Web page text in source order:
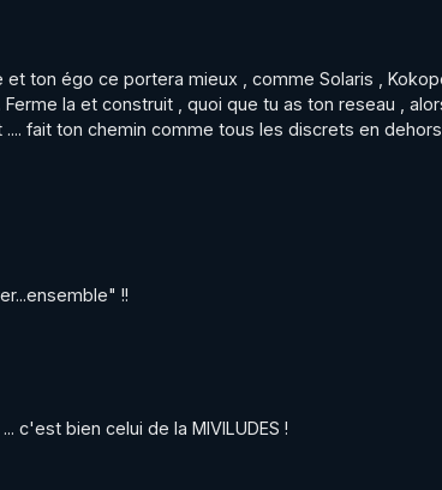
et ton égo ce portera mieux , comme Solaris ,
Ferme la et construit , quoi que tu as ton reseau ,
.... fait ton chemin comme tous les discrets en
!!
c'est bien celui de la MIVILUDES !